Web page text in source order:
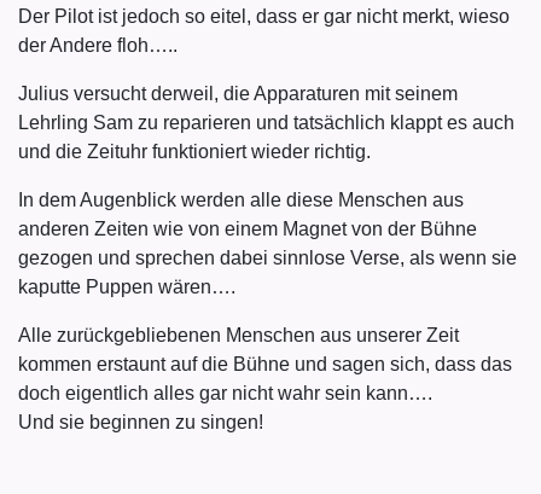
Der Pilot ist jedoch so eitel, dass er gar nicht merkt, wieso
der Andere floh…..
Julius versucht derweil, die Apparaturen mit seinem
Lehrling Sam zu reparieren und tatsächlich klappt es auch
und die Zeituhr funktioniert wieder richtig.
In dem Augenblick werden alle diese Menschen aus
anderen Zeiten wie von einem Magnet von der Bühne
gezogen und sprechen dabei sinnlose Verse, als wenn sie
kaputte Puppen wären….
Alle zurückgebliebenen Menschen aus unserer Zeit
kommen erstaunt auf die Bühne und sagen sich, dass das
doch eigentlich alles gar nicht wahr sein kann….
Und sie beginnen zu singen!